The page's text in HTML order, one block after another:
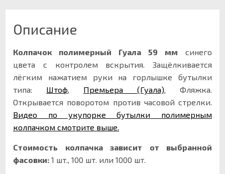
Описание
Колпачок полимерный Гуала 59 мм синего
цвета с контролем вскрытия. Защёлкивается
лёгким нажатием руки на горлышке бутылки
типа: Штоф, Премьера (Гуала), Фляжка.
Открывается поворотом против часовой стрелки.
Видео по укупорке бутылки полимерным
колпачком смотрите выше.
Стоимость колпачка зависит от выбранной
фасовки: 1 шт., 100 шт. или 1000 шт.